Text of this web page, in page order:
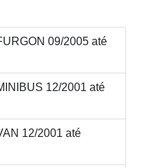
09/2005 até
12/2001 até
12/2001 até